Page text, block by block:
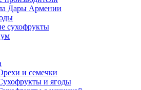
Дары Армении
сухофрукты
и семечки
и ягоды